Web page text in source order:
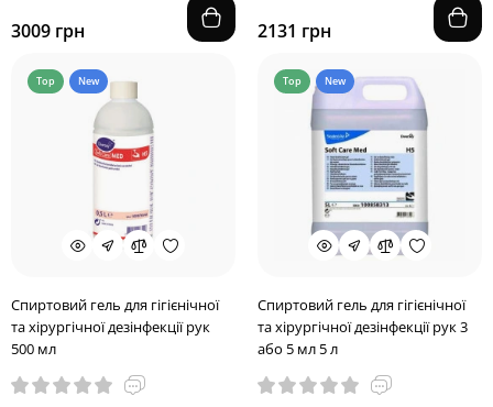
3009 грн 2131 грн
Top New
Спиртовий гель для гігієнічної
та хірургічної дезінфекції рук
500 мл
Top New
Спиртовий гель для гігієнічної
та хірургічної дезінфекції рук 3
або 5 мл 5 л